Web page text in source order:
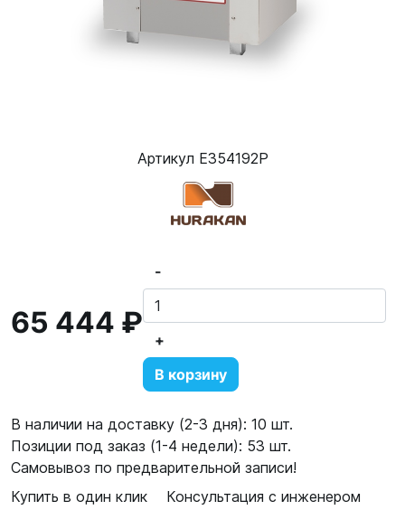
Артикул E354192P
65 444 ₽
-
+
В корзину
В наличии на доставку (2-3 дня): 10 шт.
Позиции под заказ (1-4 недели): 53 шт.
Самовывоз по предварительной записи!
Купить в один клик
Консультация с инженером